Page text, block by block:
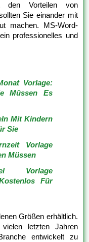
den Vorteilen von
Sie einander mit
machen. MS-Word-
professionelles und
Vorlage:
Müssen Es
Mit Kindern
Sie
Vorlage
Müssen
Vorlage
Für
Größen erhältlich.
letzten Jahren
entwickelt zu